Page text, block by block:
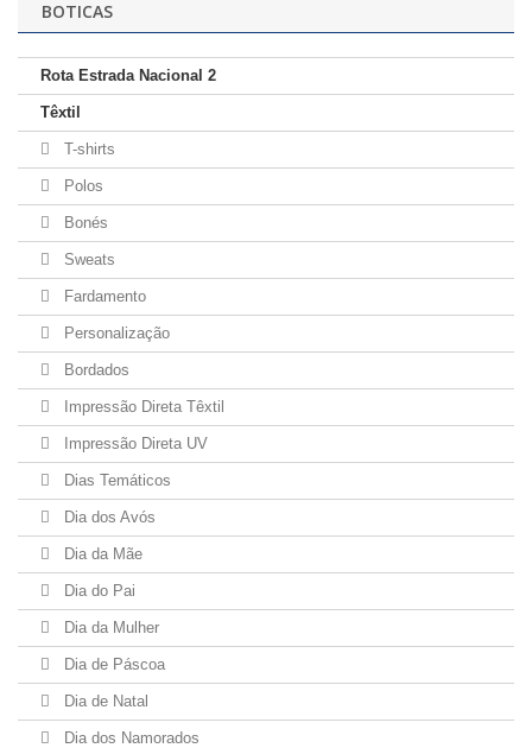
BOTICAS
Rota Estrada Nacional 2
Têxtil
T-shirts
Polos
Bonés
Sweats
Fardamento
Personalização
Bordados
Impressão Direta Têxtil
Impressão Direta UV
Dias Temáticos
Dia dos Avós
Dia da Mãe
Dia do Pai
Dia da Mulher
Dia de Páscoa
Dia de Natal
Dia dos Namorados